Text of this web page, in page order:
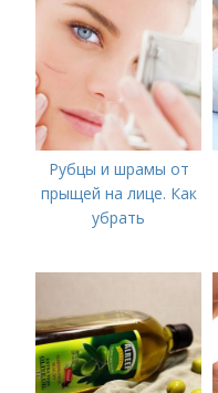
Рубцы и шрамы от
прыщей на лице. Как
убрать